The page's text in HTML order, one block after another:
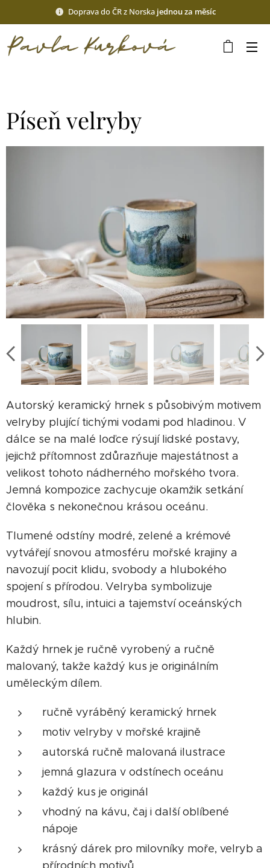
Doprava do ČR z Norska jednou za měsíc
Píseň velryby
Autorský keramický hrnek s působivým motivem
velryby plující tichými vodami pod hladinou. V
dálce se na malé loďce rýsují lidské postavy,
jejichž přítomnost zdůrazňuje majestátnost a
velikost tohoto nádherného mořského tvora.
Jemná kompozice zachycuje okamžik setkání
člověka s nekonečnou krásou oceánu.
Tlumené odstíny modré, zelené a krémové
vytvářejí snovou atmosféru mořské krajiny a
navozují pocit klidu, svobody a hlubokého
spojení s přírodou. Velryba symbolizuje
moudrost, sílu, intuici a tajemství oceánských
hlubin.
Každý hrnek je ručně vyrobený a ručně
malovaný, takže každý kus je originálním
uměleckým dílem.
ručně vyráběný keramický hrnek
motiv velryby v mořské krajině
autorská ručně malovaná ilustrace
jemná glazura v odstínech oceánu
každý kus je originál
vhodný na kávu, čaj i další oblíbené
nápoje
krásný dárek pro milovníky moře, velryb a